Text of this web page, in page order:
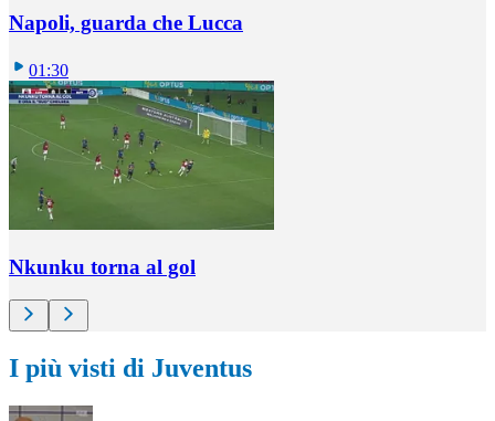
Napoli, guarda che Lucca
01:30
Nkunku torna al gol
I più visti di Juventus